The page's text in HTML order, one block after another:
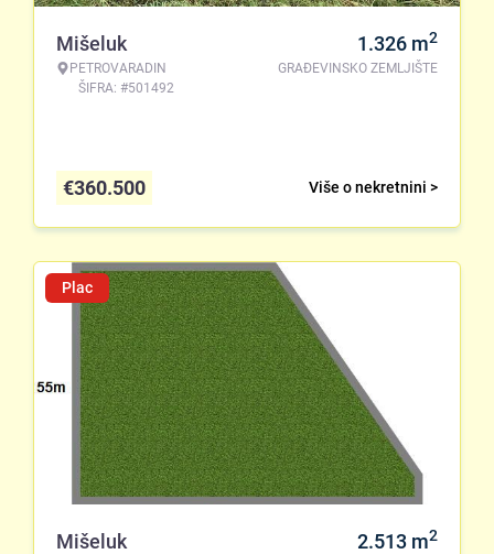
Mišeluk
PETROVARADIN
ŠIFRA: #501492
1.326 m2
GRAĐEVINSKO ZEMLJIŠTE
Više o nekretnini >
€360.500
Plac
Mišeluk 2.513 m2